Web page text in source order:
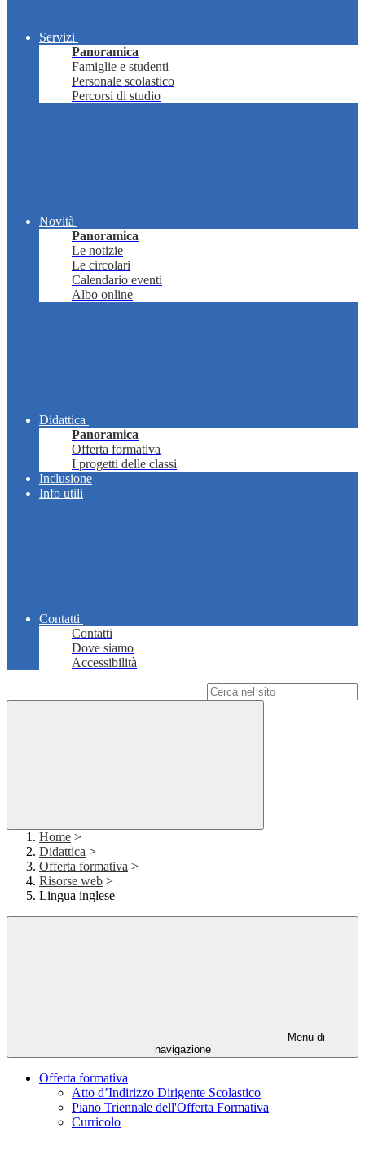
Servizi
Panoramica
Famiglie e studenti
Personale scolastico
Percorsi di studio
Novità
Panoramica
Le notizie
Le circolari
Calendario eventi
Albo online
Didattica
Panoramica
Offerta formativa
I progetti delle classi
Inclusione
Info utili
Contatti
Contatti
Dove siamo
Accessibilità
Home >
Didattica >
Offerta formativa >
Risorse web >
Lingua inglese
Menu di
navigazione
Offerta formativa
Atto d’Indirizzo Dirigente Scolastico
Piano Triennale dell'Offerta Formativa
Curricolo